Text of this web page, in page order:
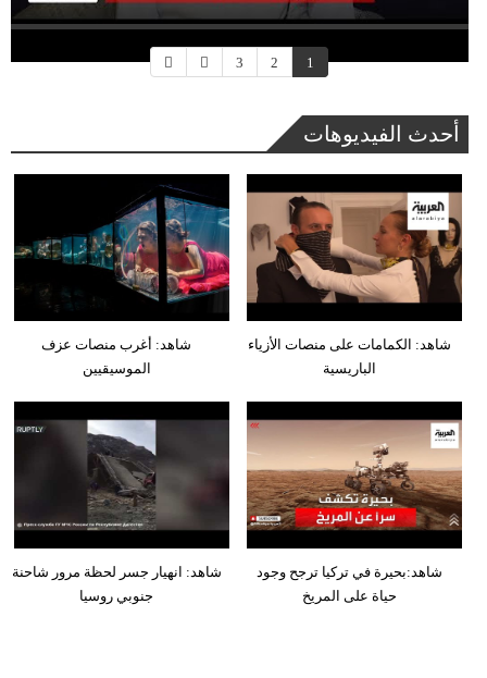
1
2
3
أحدث الفيديوهات
شاهد: أغرب منصات عزف
الموسيقيين
شاهد: الكمامات على منصات الأزياء
الباريسية
شاهد: انهيار جسر لحظة مرور شاحنة
جنوبي روسيا
شاهد:بحيرة في تركيا ترجح وجود
حياة على المريخ